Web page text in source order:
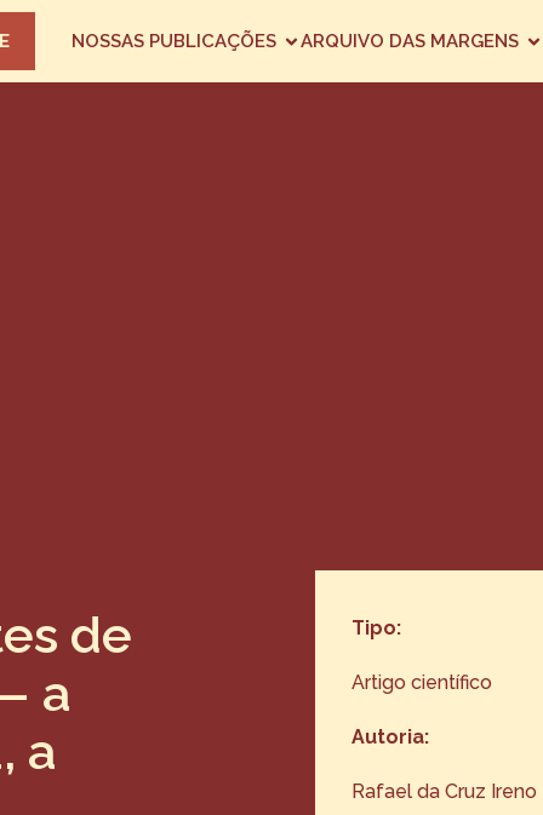
NOSSAS PUBLICAÇÕES ARQUIVO DAS MARGENS
de
a
a
Tipo:
Artigo científico
Autoria:
Rafael da Cruz Ireno